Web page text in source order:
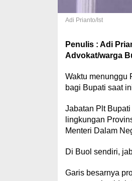
Adi Prianto/Ist
Penulis : Adi
Advokat/warga
Waktu menunggu
bagi Bupati saat
Jabatan Plt
lingkungan
Menteri Dalam
Di Buol sendiri,
Garis besarnya